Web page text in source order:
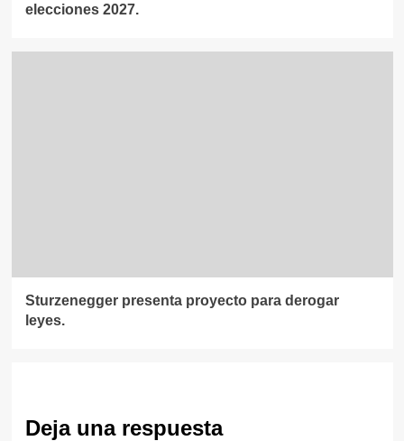
elecciones 2027.
Sturzenegger presenta proyecto para derogar
leyes.
Deja una respuesta